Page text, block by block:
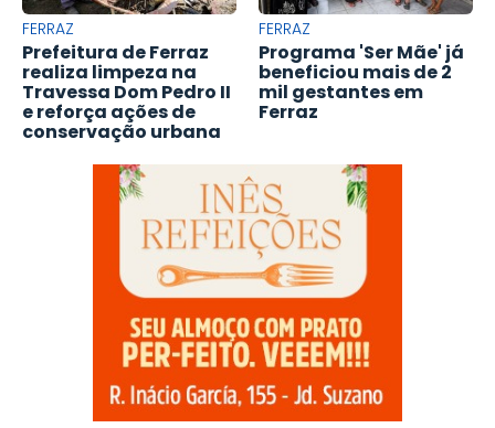
FERRAZ
Prefeitura de Ferraz
realiza limpeza na
Travessa Dom Pedro II
e reforça ações de
conservação urbana
FERRAZ
Programa 'Ser Mãe' já
beneficiou mais de 2
mil gestantes em
Ferraz